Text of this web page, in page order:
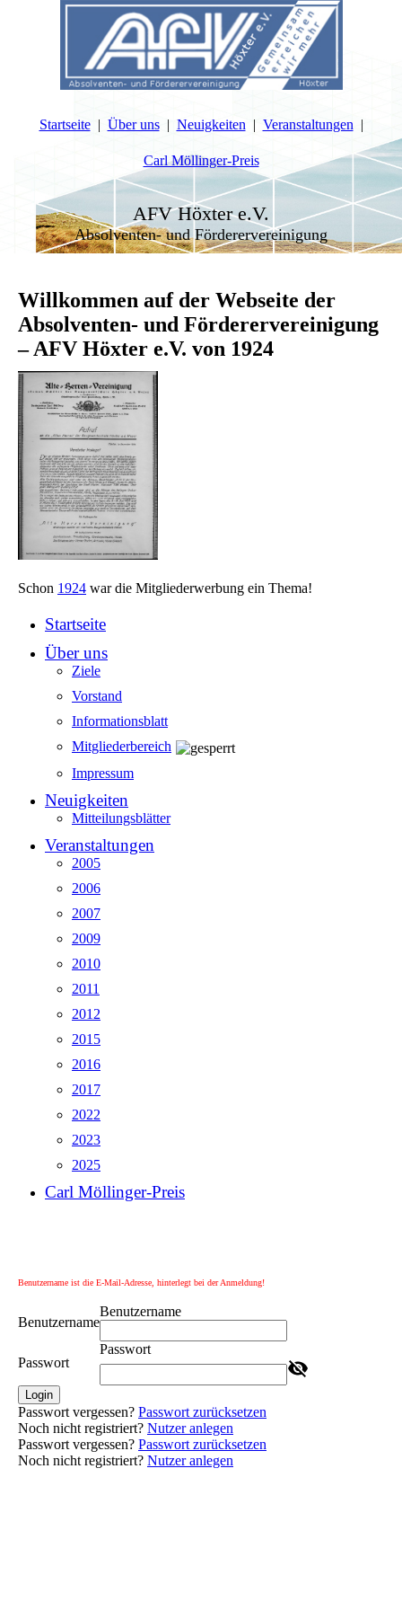
Startseite Über uns Neuigkeiten Veranstaltungen
Carl Möllinger-Preis
AFV Höxter e.V.
Absolventen- und Förderervereinigung
Willkommen auf der Webseite der
Absolventen- und Förderervereinigung
– AFV Höxter e.V. von 1924
Schon 1924 war die Mitgliederwerbung ein Thema!
Startseite
Über uns
Ziele
Vorstand
Informationsblatt
Mitgliederbereich
Impressum
Neuigkeiten
Mitteilungsblätter
Veranstaltungen
2005
2006
2007
2009
2010
2011
2012
2015
2016
2017
2022
2023
2025
Carl Möllinger-Preis
Benutzername ist die E-Mail-Adresse, hinterlegt bei der Anmeldung!
Benutzername
Benutzername
Passwort
Passwort
Login
Passwort vergessen? Passwort zurücksetzen
Noch nicht registriert? Nutzer anlegen
Passwort vergessen? Passwort zurücksetzen
Noch nicht registriert? Nutzer anlegen